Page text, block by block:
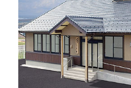
お問い合わせ プライバシーポ